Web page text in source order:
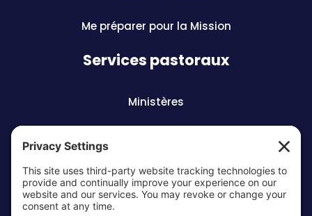
Me préparer pour la Mission
Services pastoraux
Ministères
Vocations